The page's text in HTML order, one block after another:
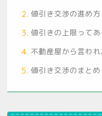
値引き交渉の進め方
値引きの上限ってあ
不動産屋から言わ
値引き交渉のまとめ